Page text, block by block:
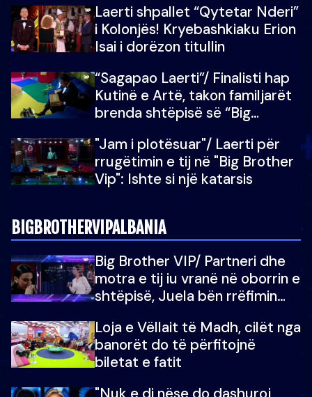
Laerti shpallet “Qytetar Nderi”
i Kolonjës! Kryebashkiaku Erion
Isai i dorëzon titullin
“Sagapao Laerti”/ Finalisti hap
Kutinë e Artë, takon familjarët
brenda shtëpisë së “Big
"Jam i plotësuar"/ Laerti për
rrugëtimin e tij në "Big Brother
Vip": Ishte si një katarsis
BIGBROTHERVIPALBANIA
Big Brother VIP/ Partneri dhe
motra e tij iu vranë në oborrin e
shtëpisë, Juela bën rrëfimin
do të martoheshim, por zemra
mu copëtua
Loja e Vëllait të Madh, cilët nga
banorët do të përfitojnë
biletat e fatit
"Nuk e di nëse do dashuroj